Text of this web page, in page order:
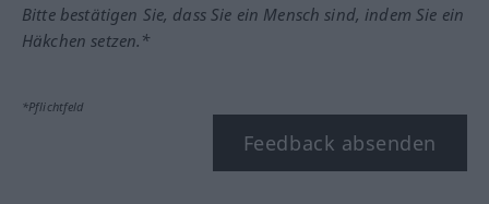
Bitte bestätigen Sie, dass Sie ein Mensch sind, indem Sie ein
Häkchen setzen.*
*Pflichtfeld
Feedback absenden